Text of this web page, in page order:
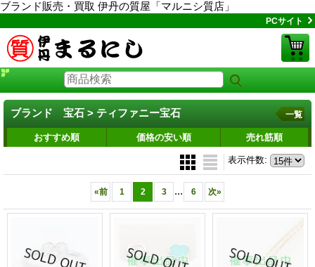
ブランド販売・買取 伊丹の質屋「マルニシ質店」
PCサイト
ブランド 宝石 > ティファニー宝石 一覧
おすすめ順 価格の安い順 売れ筋順
表示件数:
«前 1 2 3 ... 6 次»